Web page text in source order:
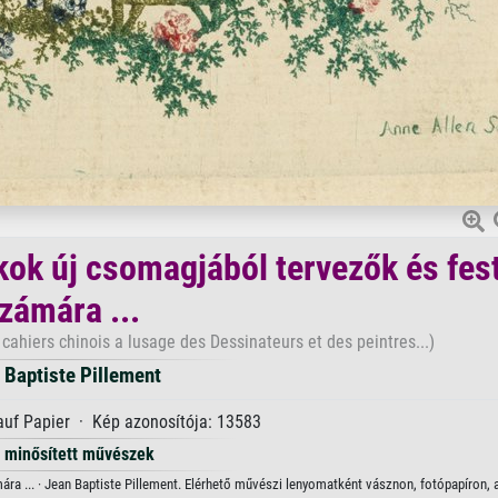
új csomagjából tervezők és
...
chinois a lusage des Dessinateurs et des peintres...)
Baptiste Pillement
Papier · Kép azonosítója: 13583
minősített művészek
... · Jean Baptiste Pillement. Elérhető művészi lenyomatként vásznon, fotópapíron,